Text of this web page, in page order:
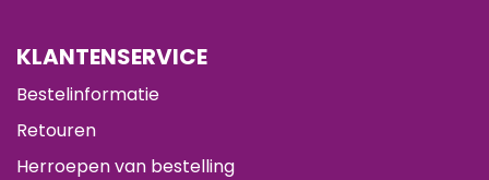
KLANTENSERVICE
Bestelinformatie
Retouren
Herroepen van bestelling